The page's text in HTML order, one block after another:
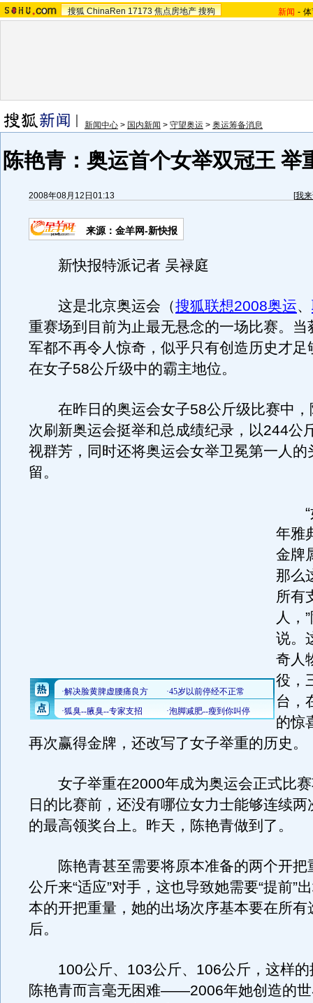
搜狐 ChinaRen 17173 焦点房地产 搜狗 新闻 -
新闻中心 > 国内新闻 > 守望奥运 > 奥运筹备消息
陈艳青：奥运首个女举双冠王 举
2008年08月12日01:13 [我
来源：金羊网-新快报
新快报特派记者 吴禄庭
这是北京奥运会（搜狐联想2008奥运、
重赛场到目前为止最无悬念的一场比赛。当
军都不再令人惊奇，似乎只有创造历史才足
在女子58公斤级中的霸主地位。
在昨日的奥运会女子58公斤级比赛中，
次刷新奥运会挺举和总成绩纪录，以244公
视群芳，同时还将奥运会女举卫冕第一人的
留。
“
年雅
金牌
那么
所有
人，
说。
奇人
役，
台，
的惊
再次赢得金牌，还改写了女子举重的历史。
女子举重在2000年成为奥运会正式比赛
日的比赛前，还没有哪位女力士能够连续两
的最高领奖台上。昨天，陈艳青做到了。
陈艳青甚至需要将原本准备的两个开把
公斤来“适应”对手，这也导致她需要“提前”
本的开把重量，她的出场次序基本要在所有
后。
100公斤、103公斤、106公斤，这样的
陈艳青而言毫无困难——2006年她创造的